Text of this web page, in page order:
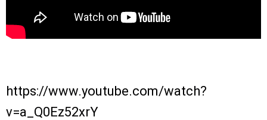
https://www.youtube.com/watch?
v=a_Q0Ez52xrY